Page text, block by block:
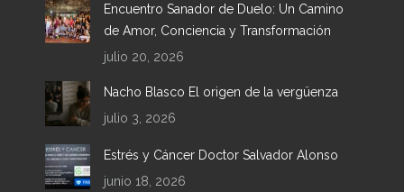
Encuentro Sanador de Duelo: Un Camino
de Amor, Conciencia y Transformación
julio 20, 2026
Nacho Blasco El origen de la vergüenza
julio 3, 2026
Estrés y Cáncer Doctor Salvador Alonso
junio 18, 2026